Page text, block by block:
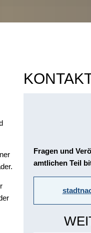
Fragen und
amtlichen Teil